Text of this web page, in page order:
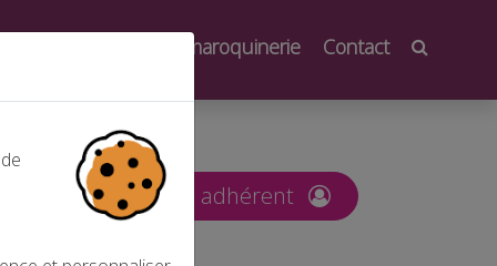
Salons de la maroquinerie Contact
Espace adhérent